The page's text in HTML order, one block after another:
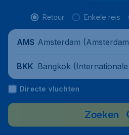
Retour Enkele reis
AMS Amsterdam
BKK Bangkok
arnabhumi), Thailand
Directe vluchten
Zoeken